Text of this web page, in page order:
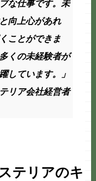
な仕事です。未
向上心があれ
ことができま
くの未経験者が
しています。」
リア会社経営者
テリアのキ